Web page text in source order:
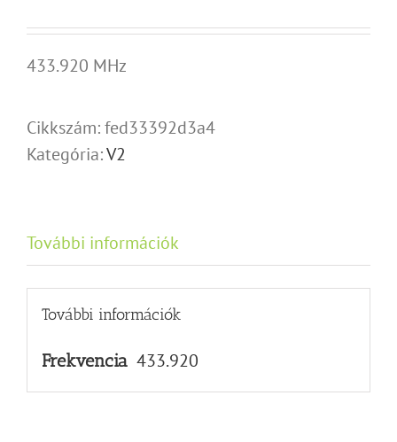
433.920 MHz
Cikkszám:fed33392d3a4
Kategória:V2
További információk
További információk
Frekvencia 433.920